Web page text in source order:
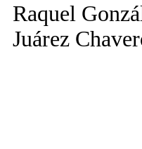
Raquel
Juárez